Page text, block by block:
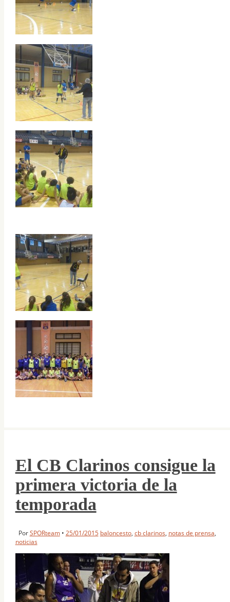
El CB Clarinos consigue la
primera victoria de la
temporada
PorSPORteam • 25/01/2015 baloncesto, cb clarinos, notas de prensa,
noticias